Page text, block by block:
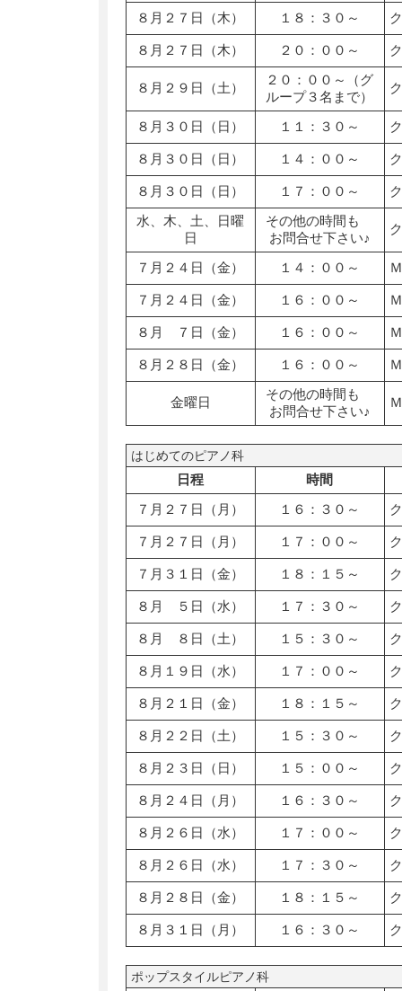
８月２７日（木） １８：３０～
８月２７日（木） ２０：００～
８月２９日（土）
２０：００～（グ
ループ３名まで）
８月３０日（日） １１：３０～
８月３０日（日） １４：００～
８月３０日（日） １７：００～
水、木、土、日曜
日
その他の時間も
お問合せ下さい♪
７月２４日（金） １４：００～
７月２４日（金） １６：００～
８月 ７日（金） １６：００～
８月２８日（金） １６：００～
金曜日
その他の時間も
お問合せ下さい♪
はじめてのピアノ科
日程
時間
７月２７日（月）
１６：３０～
７月２７日（月） １７：００～
７月３１日（金） １８：１５～
８月 ５日（水） １７：３０～
８月 ８日（土） １５：３０～
８月１９日（水） １７：００～
８月２１日（金） １８：１５～
８月２２日（土） １５：３０～
８月２３日（日） １５：００～
８月２４日（月） １６：３０～
８月２６日（水） １７：００～
８月２６日（水） １７：３０～
８月２８日（金） １８：１５～
８月３１日（月） １６：３０～
ポップスタイルピアノ科